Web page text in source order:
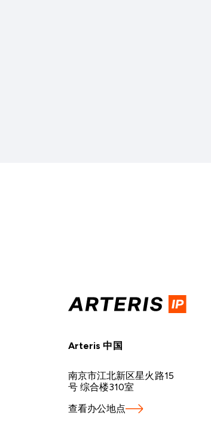
Arteris 中国
南京市江北新区星火路15
号 综合楼310室
查看办公地点